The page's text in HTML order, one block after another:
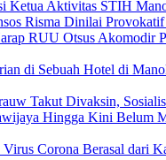
Ketua Aktivitas STIH
Risma Dinilai
RUU Otsus Akomodir
di Sebuah Hotel di
Takut Divaksin,
Hingga Kini Belum
Virus Corona Berasal dari